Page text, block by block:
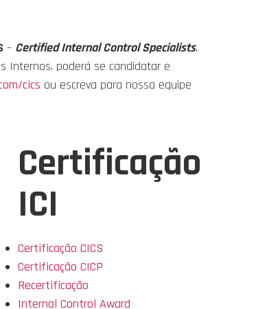
– Certified Internal Control Specialists.
Internos, poderá se candidatar e
cics ou escreva para nossa equipe
Certificação
ICI
Certificação CICS
Certificação CICP
Recertificação
Internal Control Award